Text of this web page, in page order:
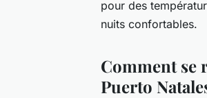
pour des
nuits confortables.
Comment se
Puerto